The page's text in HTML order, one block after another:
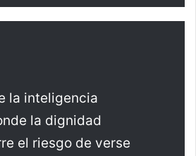
la inteligencia
la dignidad
el riesgo de verse